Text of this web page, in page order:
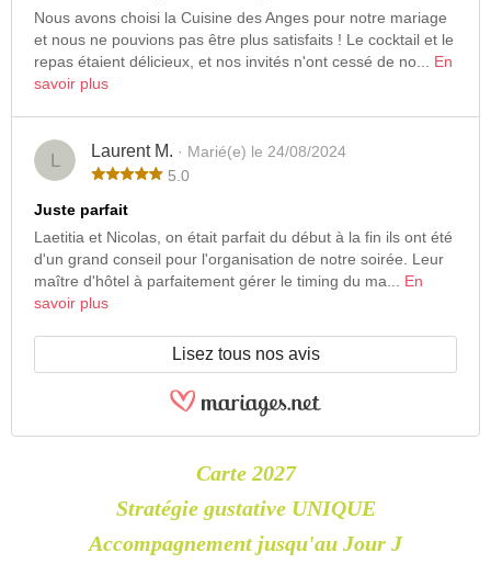
Nous avons choisi la Cuisine des Anges pour notre mariage
et nous ne pouvions pas être plus satisfaits ! Le cocktail et le
repas étaient délicieux, et nos invités n'ont cessé de no... En
savoir plus
L Laurent M. · Marié(e) le 24/08/2024
5.0
Juste parfait
Laetitia et Nicolas, on était parfait du début à la fin ils ont été
d'un grand conseil pour l'organisation de notre soirée. Leur
maître d'hôtel à parfaitement gérer le timing du ma... En
savoir plus
Lisez tous nos avis
Carte 2027
Stratégie gustative UNIQUE
Accompagnement jusqu'au Jour J